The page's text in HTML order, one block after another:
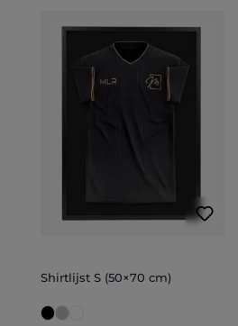
Shirtlijst S (50×70 cm)